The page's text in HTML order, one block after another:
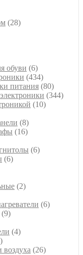
2828
обуви 66
товаров
434434
товара
питания 8080
товаров
344344
1010
88
товаров
1616
66
66
22
66
99
44
1
товар
2626